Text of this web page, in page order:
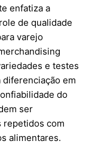
enfatiza a
de qualidade
varejo
e testes
em
do
ser
repetidos com
alimentares.